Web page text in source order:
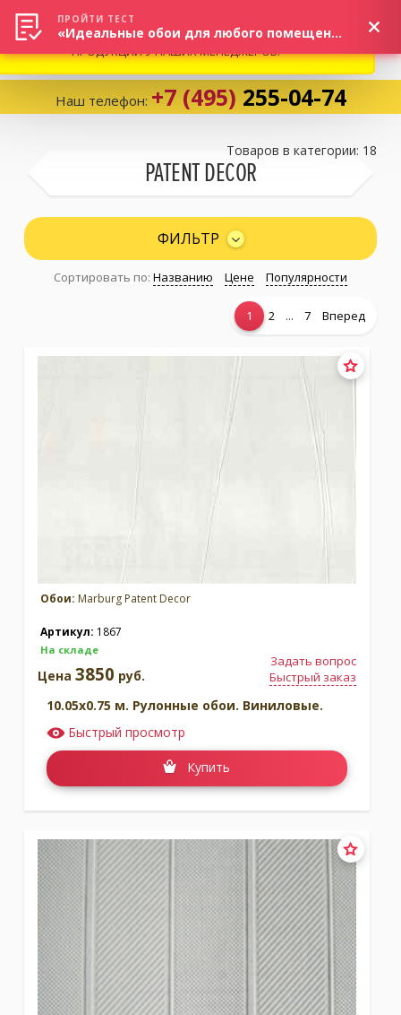
Избранное:0 товаров
Каталог
Личный кабинет
(сменить город)
Заказать обратный звонок
Наш телефон: +7 (495) 255-04-74
PATENT DECOR
Товаров в категории: 18
ФИЛЬТР
Сортировать по: Названию Цене Популярности
1 2 ... 7 Вперед
Обои: Marburg Patent Decor
Артикул: 1867
На складе
Задать вопрос
Быстрый заказ
Цена 3850 руб.
10.05x0.75 м. Рулонные обои. Виниловые.
Быстрый просмотр
Купить
ВНИМАНИЕ! В СВЯЗИ С СИТУАЦИЕЙ НА РЫНКЕ, ПРОСИМ
УТОЧНЯТЬ АКТУАЛЬНУЮ СТОИМОСТЬ И НАЛИЧИЕ
ПРОДУКЦИИ У НАШИХ МЕНЕДЖЕРОВ.
ПРОЙТИ ТЕСТ
«Идеальные обои для любого помещения!»